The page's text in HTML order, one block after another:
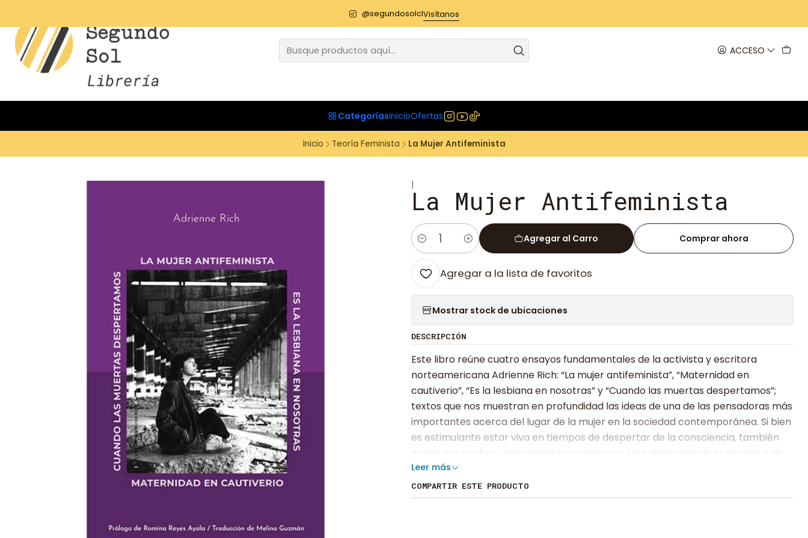
ACCESO
CategoríasInicioOfertas
@segundosolclVisítanos
Inicio Teoría Feminista La Mujer Antifeminista
|
La Mujer Antifeminista
Cantidad
Agregar al Carro Comprar ahora
Agregar a la lista de favoritos
Mostrar stock de ubicaciones
DESCRIPCIÓN
Este libro reúne cuatro ensayos fundamentales de la activista y escritora
norteamericana Adrienne Rich: “La mujer antifeminista”, “Maternidad en
cautiverio”, “Es la lesbiana en nosotras” y “Cuando las muertas despertamos”;
textos que nos muestran en profundidad las ideas de una de las pensadoras más
importantes acerca del lugar de la mujer en la sociedad contemporánea. Si bien
es estimulante estar viva en tiempos de despertar de la consciencia, también
puede ser confuso, desorientador y doloroso. Este despertar de la muerte o de
la consciencia dormida ya ha afectado la vida de miles de mujeres, incluso
aquellas que aún no lo saben. También está afectando la vida de los hombres,
incluso a aquellos que niegan las demandas contra ellos. La discusión continuará
Leer más
COMPARTIR ESTE PRODUCTO